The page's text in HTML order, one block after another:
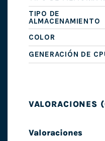
TIPO DE
ALMACENAMIENTO
COLOR
GENERACIÓN DE
VALORACIONES
Valoraciones